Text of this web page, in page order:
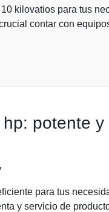
kilovatios para tus
contar con
potente
para tus
y servicio de